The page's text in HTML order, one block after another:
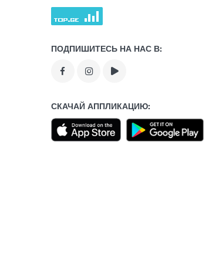
ПОДПИШИТЕСЬ НА НАС В:
СКАЧАЙ АППЛИКАЦИЮ: